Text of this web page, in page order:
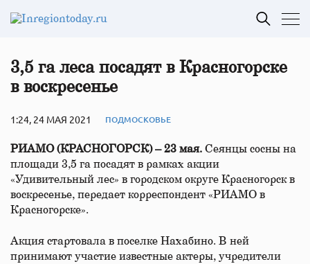
3,5 га леса посадят в Красногорске
в воскресенье
1:24, 24 МАЯ 2021 ПОДМОСКОВЬЕ
РИАМО (КРАСНОГОРСК) – 23 мая. Сеянцы сосны на
площади 3,5 га посадят в рамках акции
«Удивительный лес» в городском округе Красногорск в
воскресенье, передает корреспондент «РИАМО в
Красногорске».
Акция стартовала в поселке Нахабино. В ней
принимают участие известные актеры, учредители